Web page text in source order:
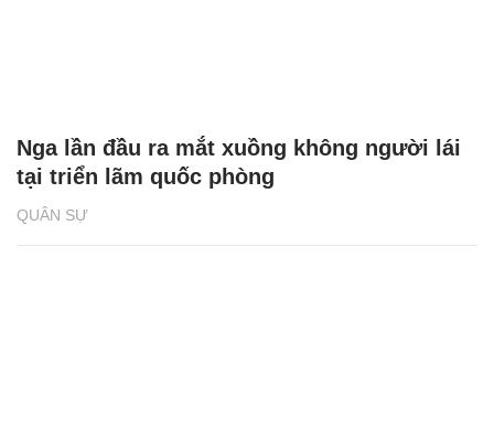
QUÂN SỰ
Nga lần đầu ra mắt xuồng không người lái
tại triển lãm quốc phòng